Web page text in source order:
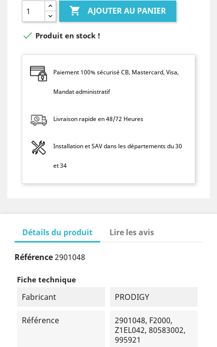
 AJOUTER AU PANIER
 Produit en stock !
Paiement 100% sécurisé CB, Mastercard, Visa,
Mandat administratif
Livraison rapide en 48/72 Heures
Installation et SAV dans les départements du 30
et 34
Détails du produit Lire les avis
Référence2901048
Fiche technique
Fabricant PRODIGY
Référence
2901048, F2000,
Z1EL042, 80583002,
995921